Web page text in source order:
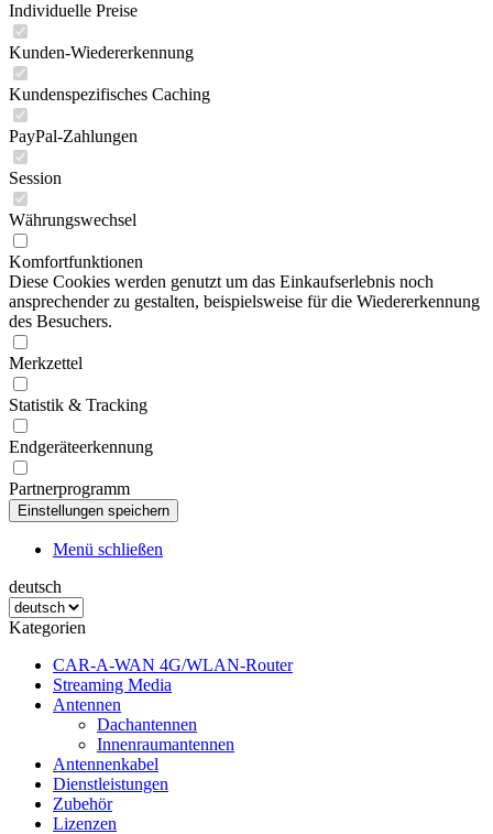
Individuelle Preise
Kunden-Wiedererkennung
Kundenspezifisches Caching
PayPal-Zahlungen
Session
Währungswechsel
Komfortfunktionen
Diese Cookies werden genutzt um das Einkaufserlebnis noch
ansprechender zu gestalten, beispielsweise für die Wiedererkennung
des Besuchers.
Merkzettel
Statistik & Tracking
Endgeräteerkennung
Partnerprogramm
Menü schließen
deutsch
Kategorien
CAR-A-WAN 4G/WLAN-Router
Streaming Media
Antennen
Dachantennen
Innenraumantennen
Antennenkabel
Dienstleistungen
Zubehör
Lizenzen